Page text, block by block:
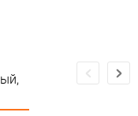
условий не требует